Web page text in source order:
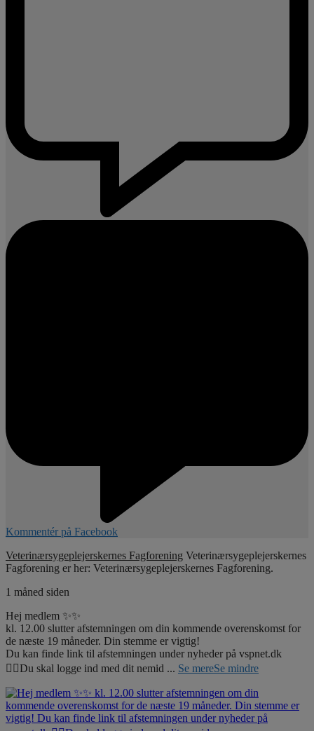
Kommentér på Facebook
Veterinærsygeplejerskernes Fagforening Veterinærsygeplejerskernes
Fagforening er her: Veterinærsygeplejerskernes Fagforening.
1 måned siden
Hej medlem ✨✨
kl. 12.00 slutter afstemningen om din kommende overenskomst for
de næste 19 måneder. Din stemme er vigtig!
Du kan finde link til afstemningen under nyheder på vspnet.dk
☝🏼Du skal logge ind med dit nemid ... Se mereSe mindre